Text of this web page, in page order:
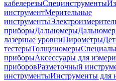
кабелерезыСпецинструменты
инструментМерительные
инструменты
приборыДальномеры
лазерные уровниПирометры
тестерыТолщиномеры
приборыАксессуары для
приборовРазметочный
инструментыИнструменты для